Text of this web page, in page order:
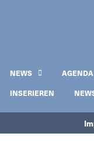
NEWS AGENDA
INSERIEREN